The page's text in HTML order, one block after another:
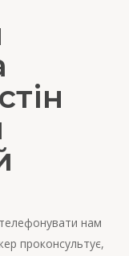
нам
проконсультує,